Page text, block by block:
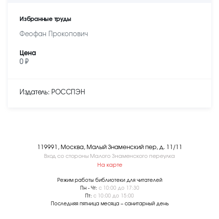
Избранные труды
Феофан Прокопович
Цена
0 ₽
Издатель: РОССПЭН
119991, Москва, Малый Знаменский пер, д. 11/11
Вход со стороны Малого Знаменского переулка
На карте
Режим работы библиотеки для читателей
Пн - Чт: с 10:00 до 17:30
Пт: с 10:00 до 15:00
Последняя пятница месяца – санитарный день